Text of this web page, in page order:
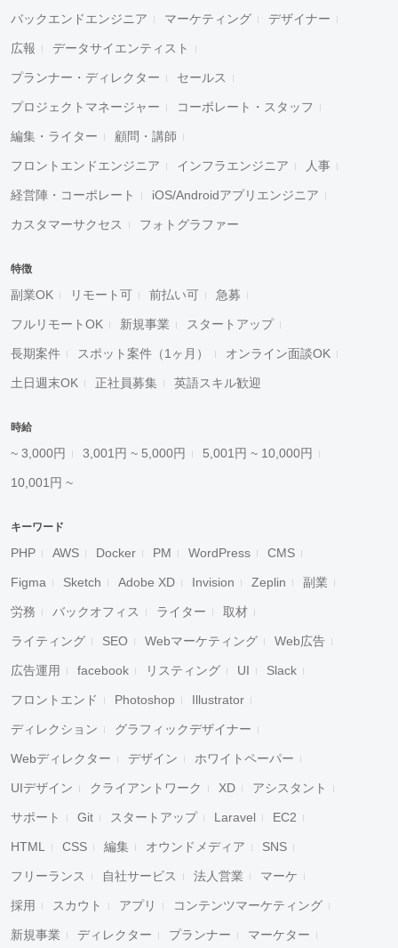
バックエンドエンジニア マーケティング デザイナー
広報 データサイエンティスト
プランナー・ディレクター セールス
プロジェクトマネージャー コーポレート・スタッフ
編集・ライター 顧問・講師
フロントエンドエンジニア インフラエンジニア 人事
経営陣・コーポレート iOS/Androidアプリエンジニア
カスタマーサクセス フォトグラファー
特徴
副業OK リモート可 前払い可 急募
フルリモートOK 新規事業 スタートアップ
長期案件 スポット案件（1ヶ月） オンライン面談OK
土日週末OK 正社員募集 英語スキル歓迎
時給
~ 3,000円 3,001円 ~ 5,000円 5,001円 ~ 10,000円
10,001円 ~
キーワード
PHP AWS Docker PM WordPress CMS
Figma Sketch Adobe XD Invision Zeplin 副業
労務 バックオフィス ライター 取材
ライティング SEO Webマーケティング Web広告
広告運用 facebook リスティング UI Slack
フロントエンド Photoshop Illustrator
ディレクション グラフィックデザイナー
Webディレクター デザイン ホワイトペーパー
UIデザイン クライアントワーク XD アシスタント
サポート Git スタートアップ Laravel EC2
HTML CSS 編集 オウンドメディア SNS
フリーランス 自社サービス 法人営業 マーケ
採用 スカウト アプリ コンテンツマーケティング
新規事業 ディレクター プランナー マーケター